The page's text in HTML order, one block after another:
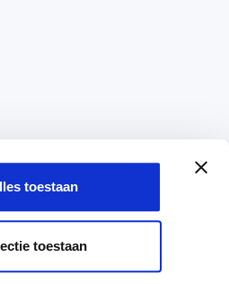
toestaan
toestaan